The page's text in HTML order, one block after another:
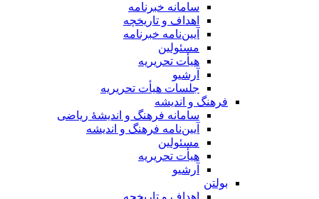
سامانه خبرنامه
اهداف و تاریخچه
آیین‌نامه خبرنامه
مسئولین
هیأت تحریریه
آرشیو
جلسات هیأت تحریریه
فرهنگ و اندیشه
سامانه فرهنگ و اندیشۀ ریاضی
آیین‌نامه فرهنگ و اندیشه
مسئولین
هیأت تحریریه
آرشیو
بولتن
اهداف و تاریخچه